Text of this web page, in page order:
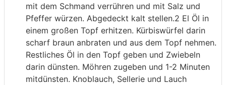
mit dem Schmand verrühren und mit Salz und
Pfeffer würzen. Abgedeckt kalt stellen.2 El Öl in
einem großen Topf erhitzen. Kürbiswürfel darin
scharf braun anbraten und aus dem Topf nehmen.
Restliches Öl in den Topf geben und Zwiebeln
darin dünsten. Möhren zugeben und 1-2 Minuten
mitdünsten. Knoblauch, Sellerie und Lauch